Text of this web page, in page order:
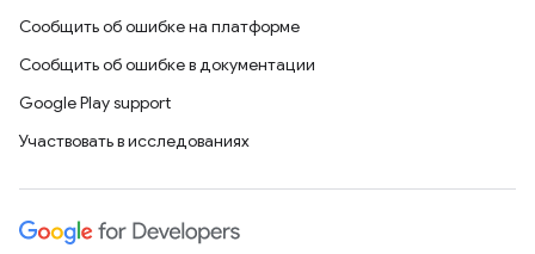
Сообщить об ошибке на платформе
Сообщить об ошибке в документации
Google Play support
Участвовать в исследованиях